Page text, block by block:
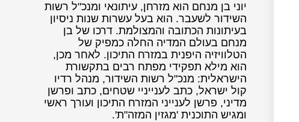
יוני בן מנחם הוא מזרחן, עיתונאי ומנכ"ל רשות
השידור לשעבר. הוא בעל עשרות שנות ניסיון
בעיתונות הכתובה והמצולמת. דרכו של בן
מנחם בעולם המדיה החלה כמפיק של
הטלוויזיה היפנית במזרח התיכון. לאחר מכן,
הוא מילא תפקידי מפתח רבים בתקשורת
הישראלית: מנכ"ל רשות השידור, מנהל רדיו
קול ישראל, כתב לענייניי שטחים, כתב ופרשן
מדיני, פרשן לענייני המזרח התיכון ועורך ראשי
ומגיש התוכנית 'מגזין המזה"ת'.